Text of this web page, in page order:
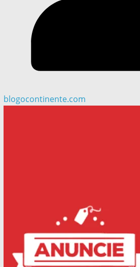
blogocontinente.com